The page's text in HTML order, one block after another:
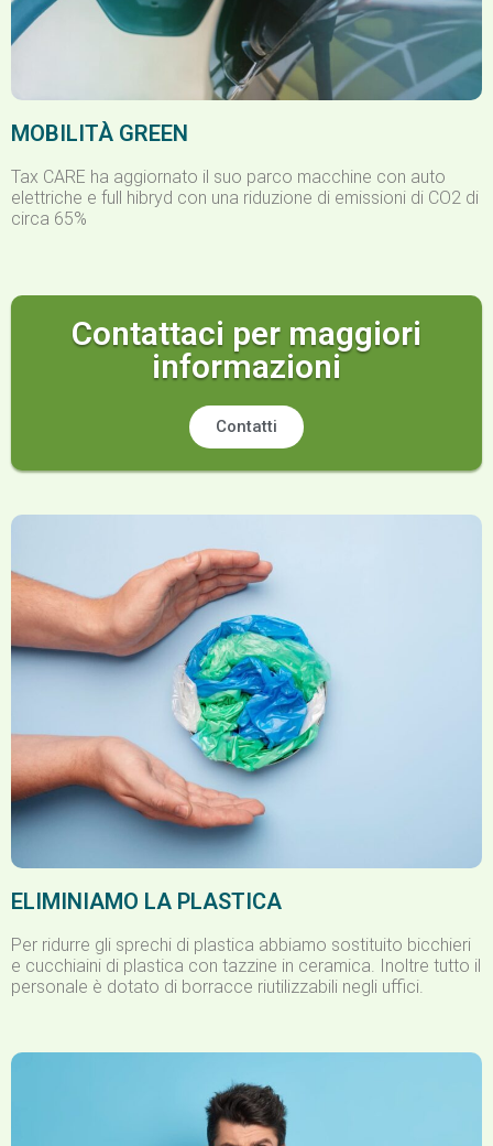
MOBILITÀ GREEN
Tax CARE ha aggiornato il suo parco macchine con auto
elettriche e full hibryd con una riduzione di emissioni di CO2 di
circa 65%
Contattaci per maggiori
informazioni
Contatti
ELIMINIAMO LA PLASTICA
Per ridurre gli sprechi di plastica abbiamo sostituito bicchieri
e cucchiaini di plastica con tazzine in ceramica. Inoltre tutto il
personale è dotato di borracce riutilizzabili negli uffici.